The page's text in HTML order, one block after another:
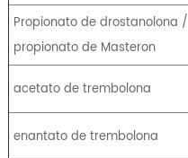
Propionato de drostanolona /
propionato de Masteron
acetato de trembolona
enantato de trembolona